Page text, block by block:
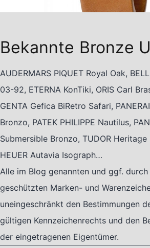
Bekannte Bronze
AUDERMARS PIQUET Royal Oak,
03-92, ETERNA KonTiki, ORIS Carl
GENTA Gefica BiRetro Safari,
Bronzo, PATEK PHILIPPE Nautilus,
Submersible Bronzo, TUDOR Heritage
HEUER Autavia Isograph…
Alle im Blog genannten und ggf.
geschützten Marken- und
uneingeschränkt den Bestimmungen
gültigen Kennzeichenrechts und den
der eingetragenen Eigentümer.